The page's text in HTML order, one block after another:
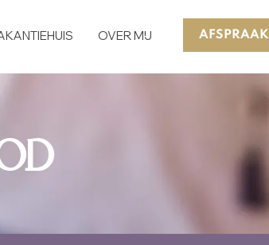
OVER MIJ AFSPRAAK